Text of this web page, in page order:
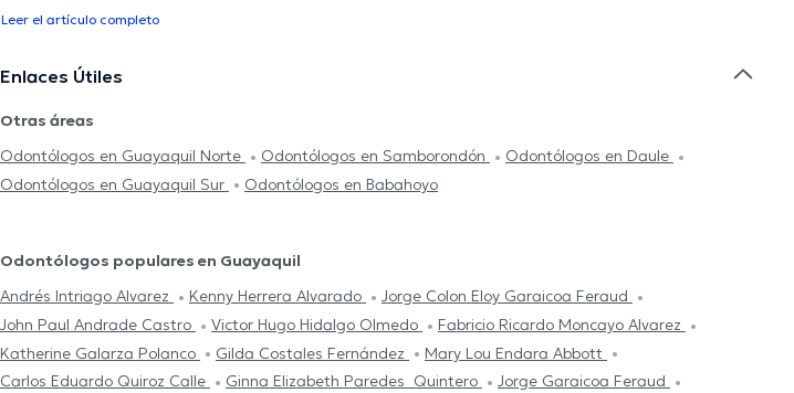
Leer el artículo completo
Enlaces Útiles
Otras áreas
Odontólogos en Guayaquil Norte
Odontólogos en Samborondón
Odontólogos en Daule
Odontólogos en Guayaquil Sur
Odontólogos en Babahoyo
Odontólogos populares en Guayaquil
Andrés Intriago Alvarez
Kenny Herrera Alvarado
Jorge Colon Eloy Garaicoa Feraud
John Paul Andrade Castro
Victor Hugo Hidalgo Olmedo
Fabricio Ricardo Moncayo Alvarez
Katherine Galarza Polanco
Gilda Costales Fernández
Mary Lou Endara Abbott
Carlos Eduardo Quiroz Calle
Ginna Elizabeth Paredes Quintero
Jorge Garaicoa Feraud